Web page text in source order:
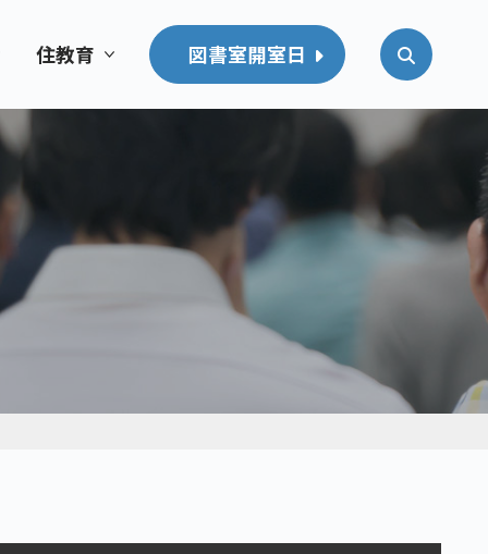
住教育 図書室開室日